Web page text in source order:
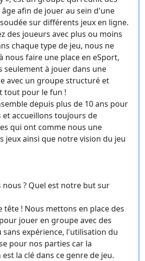
afin de jouer au sein d'une
sur différents jeux en ligne.
des joueurs avec plus ou moins
chaque type de jeu, nous ne
nous faire une place en eSport,
seulement à jouer dans une
avec un groupe structuré et
tout pour le fun !
depuis plus de 10 ans pour
et accueillons toujours de
qui ont comme nous une
jeux ainsi que notre vision du jeu
? Quel est notre but sur
tête ! Nous mettons en place des
jouer en groupe avec des
sans expérience, l'utilisation du
pour nos parties car la
la clé dans ce genre de jeu.